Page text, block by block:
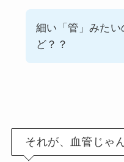
細い「管」みたい
ど？？
それが、血管じゃ